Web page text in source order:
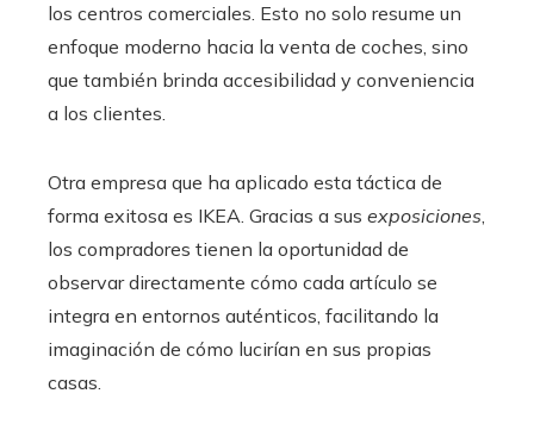
los centros comerciales. Esto no solo resume un
enfoque moderno hacia la venta de coches, sino
que también brinda accesibilidad y conveniencia
a los clientes.
Otra empresa que ha aplicado esta táctica de
forma exitosa es IKEA. Gracias a sus exposiciones,
los compradores tienen la oportunidad de
observar directamente cómo cada artículo se
integra en entornos auténticos, facilitando la
imaginación de cómo lucirían en sus propias
casas.